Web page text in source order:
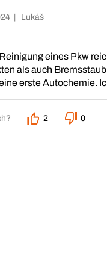
| Lukáš
eines Pkw
als auch
erste Autochemie.
2 0